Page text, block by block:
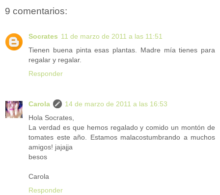
9 comentarios:
Socrates 11 de marzo de 2011 a las 11:51
Tienen buena pinta esas plantas. Madre mía tienes para
regalar y regalar.
Responder
Carola
14 de marzo de 2011 a las 16:53
Hola Socrates,
La verdad es que hemos regalado y comido un montón de
tomates este año. Estamos malacostumbrando a muchos
amigos! jajajja
besos
Carola
Responder